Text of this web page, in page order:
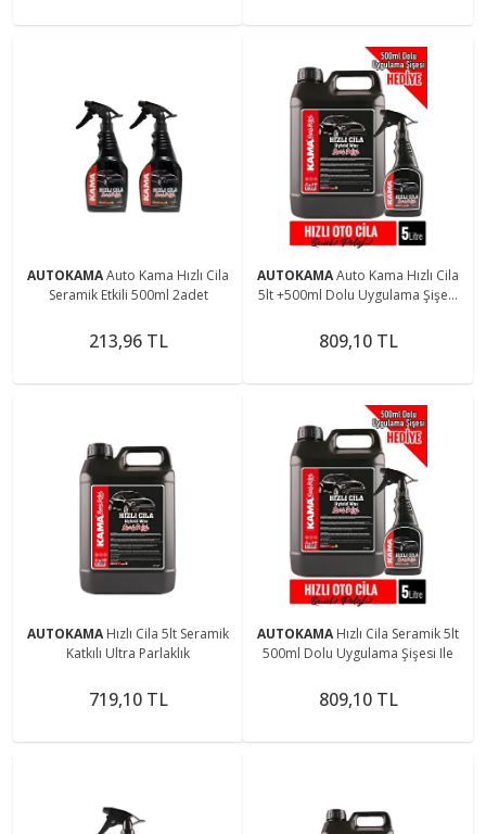
AUTOKAMAAuto Kama Hızlı Cila
Seramik Etkili 500ml 2adet
213,96 TL
AUTOKAMAAuto Kama Hızlı Cila
5lt +500ml Dolu Uygulama Şişesi
809,10 TL
AUTOKAMAHızlı Cila 5lt Seramik
Katkılı Ultra Parlaklık
719,10 TL
AUTOKAMAHızlı Cila Seramik 5lt
500ml Dolu Uygulama Şişesi Ile
809,10 TL